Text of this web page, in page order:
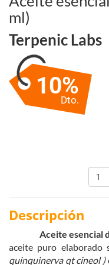
ml)
Terpenic Labs
10%
Dto.
Descripción
Aceite esencial
aceite puro elaborado
quinquinerva qt cineol)